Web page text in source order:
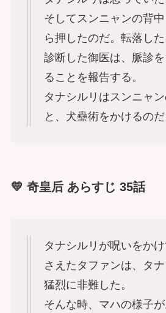
そしてスンニャンの背
ら押したのだ。転落し
診断した御医は、脈診
ることを報告する。
タナシルリはスンニャ
と、犬蠱術をかけるのだ
💛 奇皇后 あらすじ 35話
タナシルリが呪いをか
さえたタファンは、タ
猛烈に非難した。
そんな時、マハの様子